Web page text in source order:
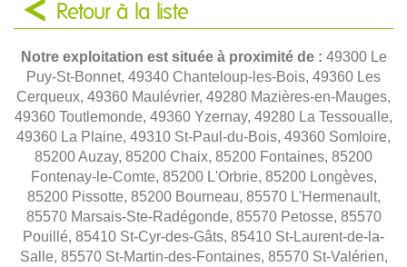
Retour à la liste
Notre exploitation est située à proximité de : 49300 Le
Puy-St-Bonnet, 49340 Chanteloup-les-Bois, 49360 Les
Cerqueux, 49360 Maulévrier, 49280 Mazières-en-Mauges,
49360 Toutlemonde, 49360 Yzernay, 49280 La Tessoualle,
49360 La Plaine, 49310 St-Paul-du-Bois, 49360 Somloire,
85200 Auzay, 85200 Chaix, 85200 Fontaines, 85200
Fontenay-le-Comte, 85200 L'Orbrie, 85200 Longèves,
85200 Pissotte, 85200 Bourneau, 85570 L'Hermenault,
85570 Marsais-Ste-Radégonde, 85570 Petosse, 85570
Pouillé, 85410 St-Cyr-des-Gâts, 85410 St-Laurent-de-la-
Salle, 85570 St-Martin-des-Fontaines, 85570 St-Valérien,